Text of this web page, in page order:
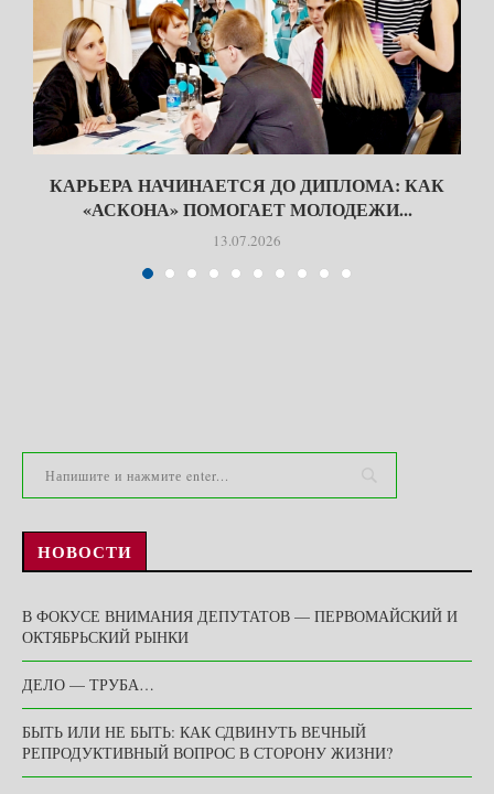
КАРЬЕРА НАЧИНАЕТСЯ ДО ДИПЛОМА: КАК
«АСКОНА» ПОМОГАЕТ МОЛОДЕЖИ...
13.07.2026
НОВОСТИ
В ФОКУСЕ ВНИМАНИЯ ДЕПУТАТОВ — ПЕРВОМАЙСКИЙ И
ОКТЯБРЬСКИЙ РЫНКИ
ДЕЛО — ТРУБА…
БЫТЬ ИЛИ НЕ БЫТЬ: КАК СДВИНУТЬ ВЕЧНЫЙ
РЕПРОДУКТИВНЫЙ ВОПРОС В СТОРОНУ ЖИЗНИ?